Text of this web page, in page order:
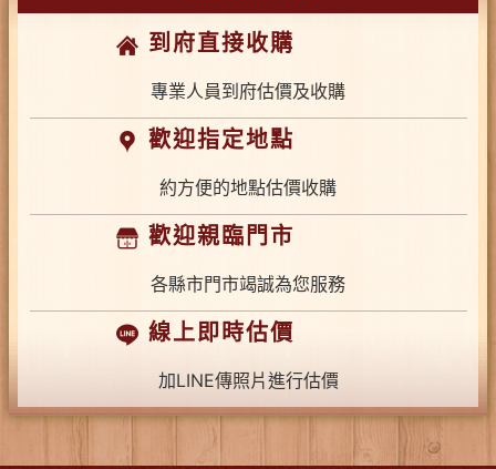
到府直接收購
專業人員到府估價及收購
歡迎指定地點
約方便的地點估價收購
歡迎親臨門市
各縣市門市竭誠為您服務
線上即時估價
加LINE傳照片進行估價